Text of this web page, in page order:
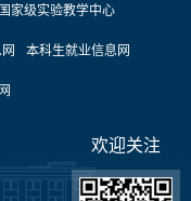
家级实验教学中心
本科生就业信息网
欢迎关注